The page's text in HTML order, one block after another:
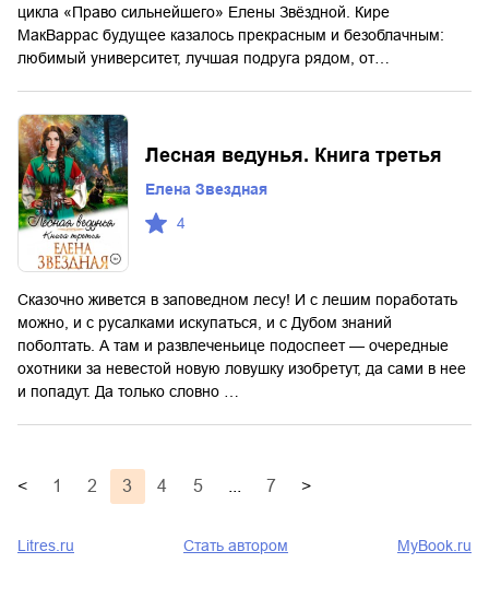
цикла «Право сильнейшего» Елены Звёздной. Кире
МакВаррас будущее казалось прекрасным и безоблачным:
любимый университет, лучшая подруга рядом, от…
Лесная ведунья. Книга третья
Елена Звездная
4
Сказочно живется в заповедном лесу! И с лешим поработать
можно, и с русалками искупаться, и с Дубом знаний
поболтать. А там и развлеченьице подоспеет — очередные
охотники за невестой новую ловушку изобретут, да сами в нее
и попадут. Да только словно …
< 1 2 3 4 5 7 >
Litres.ru Стать автором MyBook.ru